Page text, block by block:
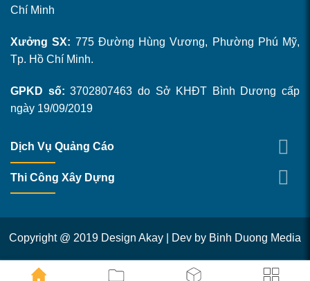
Chí Minh
Xưởng SX: 775 Đường Hùng Vương, Phường Phú Mỹ,
Tp. Hồ Chí Minh.
GPKD số: 3702807463 do Sở KHĐT Bình Dương cấp
ngày 19/09/2019
Dịch Vụ Quảng Cáo
Thi Công Xây Dựng
Copyright @ 2019 Design Akay | Dev by Binh Duong Media